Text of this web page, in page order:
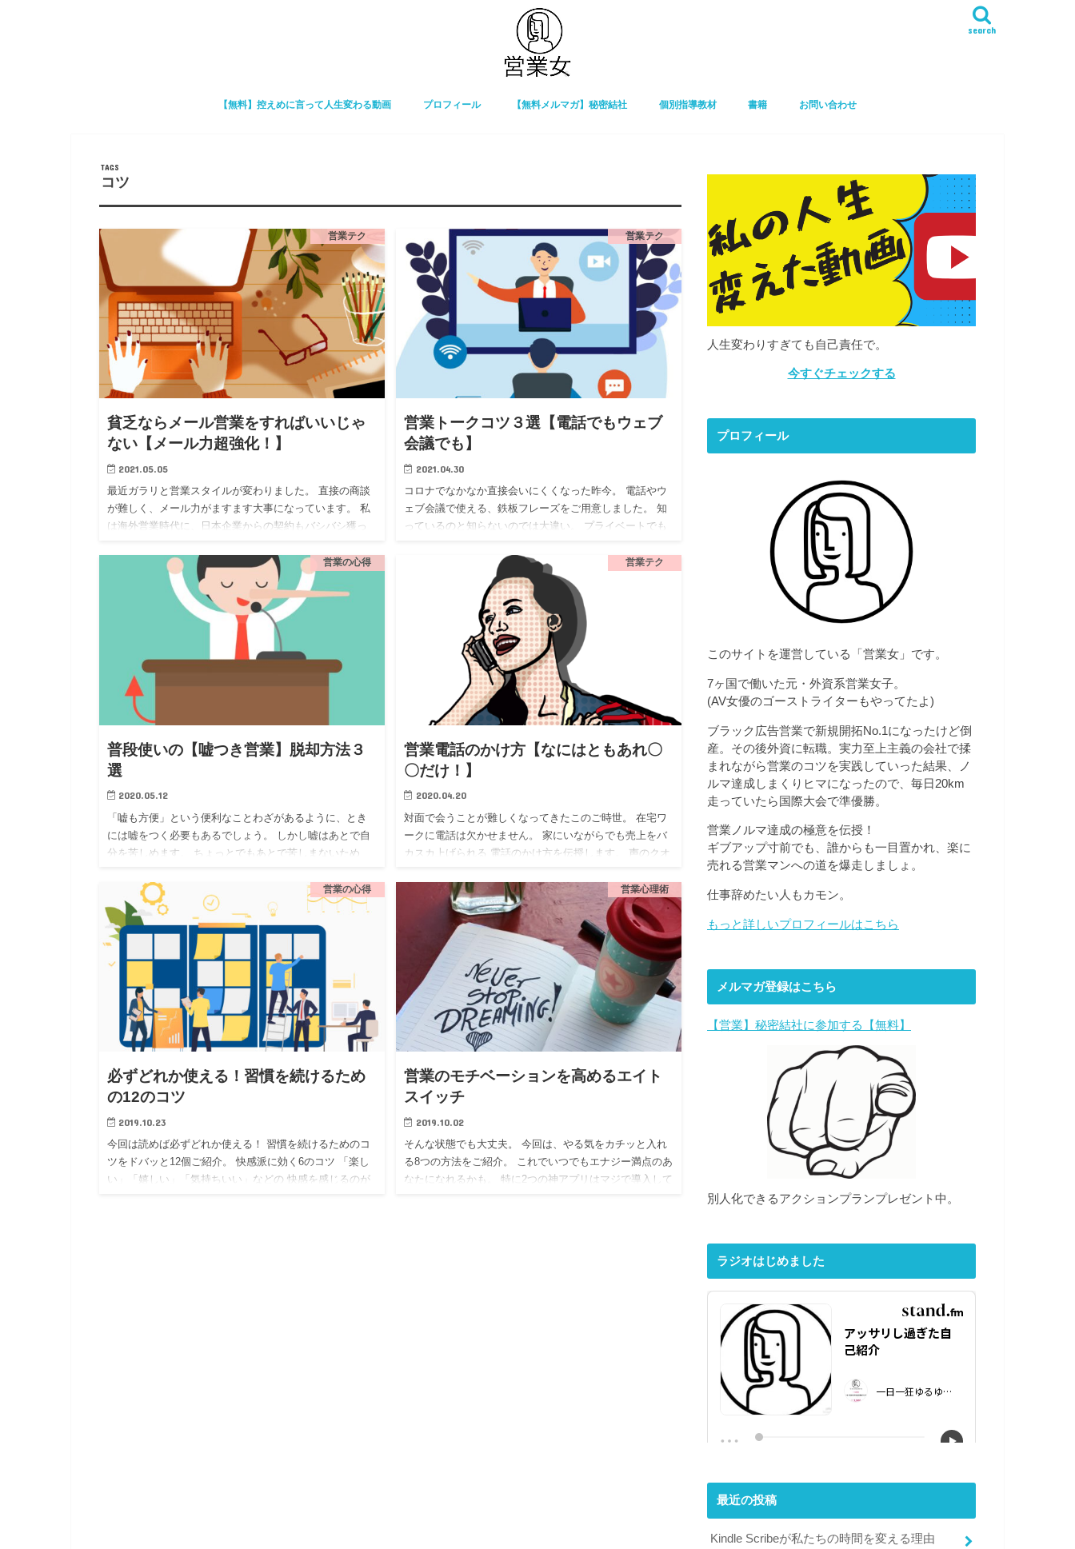
search
【無料】控えめに言って人生変わる動画 プロフィール 【無料メルマガ】秘密結社 個別指導教材 書籍 お問い合わせ
コツ
営業テク
貧乏ならメール営業をすればいいじゃ
ない【メール力超強化！】
2021.05.05
最近ガラリと営業スタイルが変わりました。 直接の商談
が難しく、メール力がますます大事になっています。 私
は海外営業時代に、日本企業からの契約もバシバシ獲っ
はメールで営…
営業テク
営業トークコツ３選【電話でもウェブ
会議でも】
2021.04.30
コロナでなかなか直接会いにくくなった昨今。 電話やウ
ェブ会議で使える、鉄板フレーズをご用意しました。 知
っているのと知らないのでは大違い。 プライベートでも
営業の心得
普段使いの【嘘つき営業】脱却方法３
選
2020.05.12
「嘘も方便」という便利なことわざがあるように、とき
には嘘をつく必要もあるでしょう。 しかし嘘はあとで自
分を苦しめます。 ちょっとでもあとで苦しまないため
ために 嘘をつく…
営業テク
営業電話のかけ方【なにはともあれ〇
〇だけ！】
2020.04.20
対面で会うことが難しくなってきたこのご時世。 在宅ワ
ークに電話は欠かせません。 家にいながらでも売上をバ
カスカ上げられる 電話のかけ方を伝授します。 声のクオ
こえるの…
営業の心得
必ずどれか使える！習慣を続けるため
の12のコツ
2019.10.23
今回は読めば必ずどれか使える！ 習慣を続けるためのコ
ツをドバッと12個ご紹介。 快感派に効く6のコツ 「楽し
い」「嬉しい」「気持ちいい」などの 快感を感じるのが
営業心理術
営業のモチベーションを高めるエイト
スイッチ
2019.10.02
そんな状態でも大丈夫。 今回は、やる気をカチッと入れ
る8つの方法をご紹介。 これでいつでもエナジー満点のあ
なたになれるかも。 特に2つの神アプリはマジで導入して
人生変わりすぎても自己責任で。
今すぐチェックする
プロフィール
このサイトを運営している「営業女」です。
7ヶ国で働いた元・外資系営業女子。
(AV女優のゴーストライターもやってたよ)
ブラック広告営業で新規開拓No.1になったけど倒
産。その後外資に転職。実力至上主義の会社で揉
まれながら営業のコツを実践していった結果、ノ
ルマ達成しまくりヒマになったので、毎日20km
走っていたら国際大会で準優勝。
営業ノルマ達成の極意を伝授！
ギブアップ寸前でも、誰からも一目置かれ、楽に
売れる営業マンへの道を爆走しましょ。
仕事辞めたい人もカモン。
もっと詳しいプロフィールはこちら
メルマガ登録はこちら
【営業】秘密結社に参加する【無料】
別人化できるアクションプランプレゼント中。
ラジオはじめました
最近の投稿
Kindle Scribeが私たちの時間を変える理由